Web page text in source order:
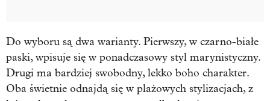
Do wyboru są dwa warianty. Pierwszy, w czarno-białe
paski, wpisuje się w ponadczasowy styl marynistyczny.
Drugi ma bardziej swobodny, lekko boho charakter.
Oba świetnie odnajdą się w plażowych stylizacjach, z